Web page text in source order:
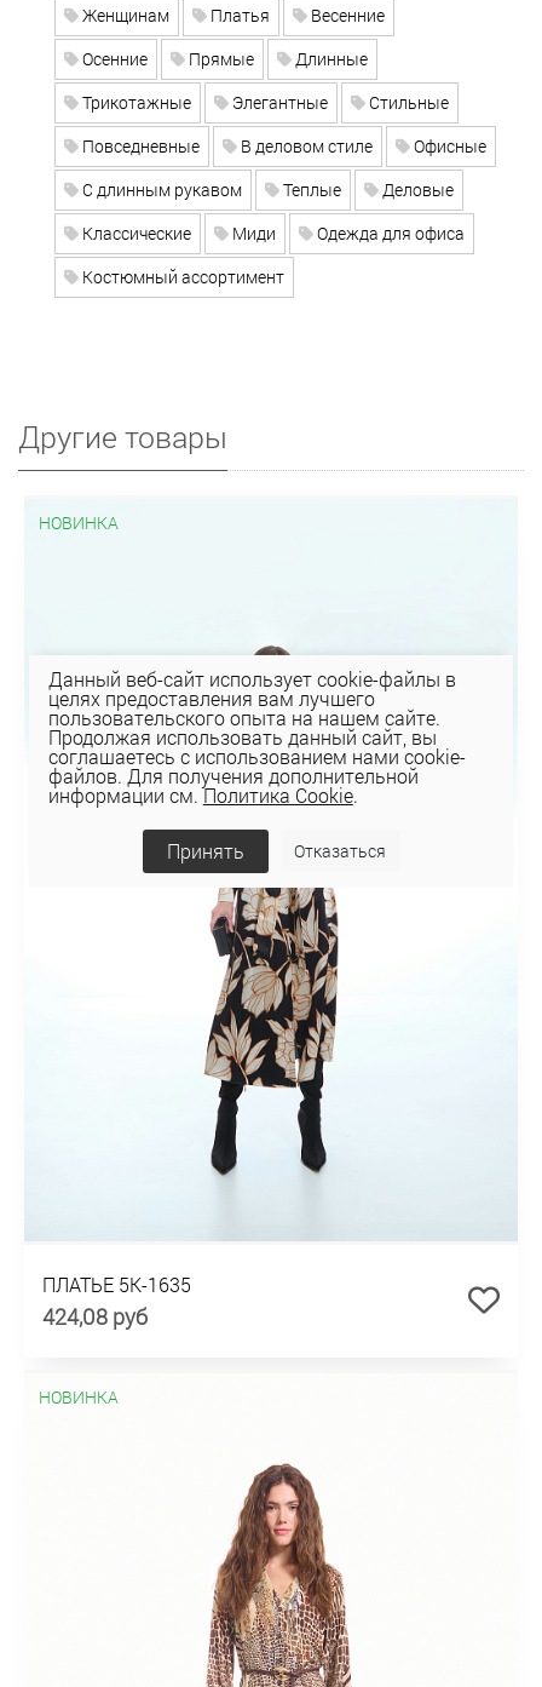
Женщинам Платья
Весенние
Осенние
Прямые
Длинные
Трикотажные
Элегантные
Стильные
Повседневные
В деловом стиле
Офисные
С длинным рукавом
Теплые
Деловые
Классические
Миди
Одежда для офиса
Костюмный ассортимент
Другие товары
НОВИНКА
ПЛАТЬЕ 5К-1635
424,08 руб
НОВИНКА
Данный веб-сайт использует cookie-файлы в
целях предоставления вам лучшего
пользовательского опыта на нашем сайте.
Продолжая использовать данный сайт, вы
соглашаетесь с использованием нами cookie-
файлов. Для получения дополнительной
информации см.Политика Cookie.
Принять Отказаться